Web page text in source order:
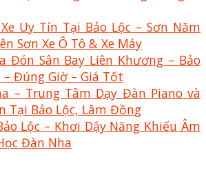
Uy Tín Tại Bảo Lộc – Sơn Năm
Sơn Xe Ô Tô & Xe Máy
Đón Sân Bay Liên Khương – Bảo
Đúng Giờ – Giá Tốt
– Trung Tâm Dạy Đàn Piano và
Tại Bảo Lộc, Lâm Đồng
Lộc – Khơi Dậy Năng Khiếu Âm
Đàn Nha